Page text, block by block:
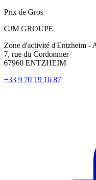
Prix de Gros
CJM GROUPE
Zone d'activité d'Entzheim -
7, rue du Cordonnier
67960 ENTZHEIM
+33 9 70 19 16 87